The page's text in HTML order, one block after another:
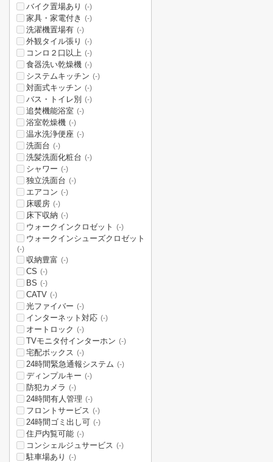
バイク置場あり (-)
家具・家電付き (-)
洗濯機置場有 (-)
外観タイル張り (-)
コンロ２口以上 (-)
食器洗い乾燥機 (-)
システムキッチン (-)
対面式キッチン (-)
バス・トイレ別 (-)
追焚機能浴室 (-)
浴室乾燥機 (-)
温水洗浄便座 (-)
洗面台 (-)
洗髪洗面化粧台 (-)
シャワー (-)
独立洗面台 (-)
エアコン (-)
床暖房 (-)
床下収納 (-)
ウォークインクロゼット (-)
ウォークインシューズクロゼット
(-)
収納豊富 (-)
CS (-)
BS (-)
CATV (-)
光ファイバー (-)
インターネット対応 (-)
オートロック (-)
TVモニタ付インターホン (-)
宅配ボックス (-)
24時間緊急通報システム (-)
ディンプルキー (-)
防犯カメラ (-)
24時間有人管理 (-)
フロントサービス (-)
24時間ゴミ出し可 (-)
住戸内覧可能 (-)
コンシェルジュサービス (-)
駐車場あり (-)